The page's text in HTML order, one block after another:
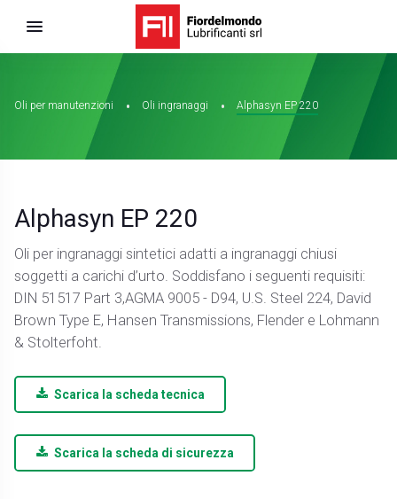
Oli per manutenzioni Oli ingranaggi Alphasyn EP 220
Alphasyn EP 220
Oli per ingranaggi sintetici adatti a ingranaggi chiusi
soggetti a carichi d’urto. Soddisfano i seguenti requisiti:
DIN 51517 Part 3,AGMA 9005 - D94, U.S. Steel 224, David
Brown Type E, Hansen Transmissions, Flender e Lohmann
& Stolterfoht.
Scarica la scheda tecnica
Scarica la scheda di sicurezza